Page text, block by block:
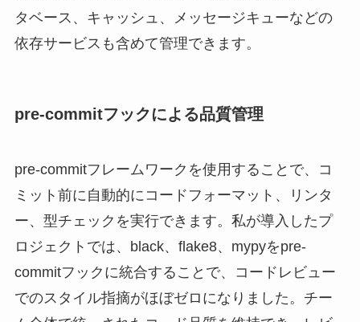
タベース、キャッシュ、メッセージキューなどの
依存サービスも含めて管理できます。
pre-commitフックによる品質管理
pre-commitフレームワークを使用することで、コ
ミット前に自動的にコードフォーマット、リンタ
ー、型チェックを実行できます。私が導入したプ
ロジェクトでは、black、flake8、mypyをpre-
commitフックに統合することで、コードレビュー
でのスタイル指摘がほぼゼロになりました。チー